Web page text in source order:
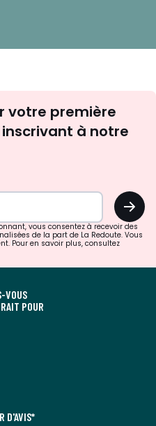
newsletter
votre première
à notre
OK
vous consentez à recevoir des
de la part de La Redoute. Vous
Pour en savoir plus, consultez
VOUS
POUR
D'AVIS*